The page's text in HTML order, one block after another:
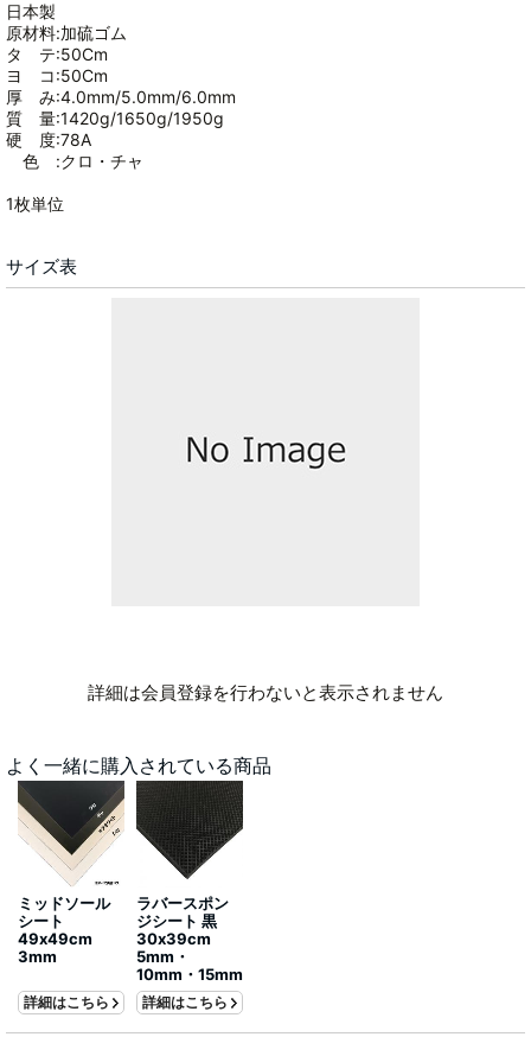
日本製
原材料:加硫ゴム
タ テ:50Cm
ヨ コ:50Cm
厚 み:4.0mm/5.0mm/6.0mm
質 量:1420g/1650g/1950g
硬 度:78A
色 :クロ・チャ
1枚単位
サイズ表
詳細は会員登録を行わないと表示されません
よく一緒に購入されている商品
ミッドソール
シート
49x49cm
3mm
詳細はこちら
ラバースポン
ジシート 黒
30x39cm
5mm・
10mm・15mm
詳細はこちら